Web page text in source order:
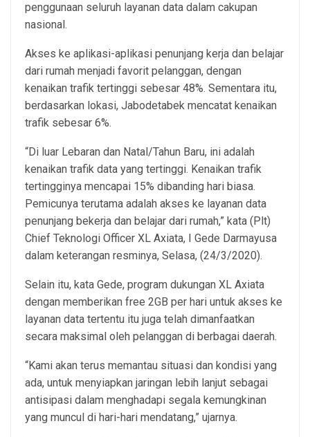
penggunaan seluruh layanan data dalam cakupan
nasional.
Akses ke aplikasi-aplikasi penunjang kerja dan belajar
dari rumah menjadi favorit pelanggan, dengan
kenaikan trafik tertinggi sebesar 48%. Sementara itu,
berdasarkan lokasi, Jabodetabek mencatat kenaikan
trafik sebesar 6%.
“Di luar Lebaran dan Natal/Tahun Baru, ini adalah
kenaikan trafik data yang tertinggi. Kenaikan trafik
tertingginya mencapai 15% dibanding hari biasa.
Pemicunya terutama adalah akses ke layanan data
penunjang bekerja dan belajar dari rumah,” kata (Plt)
Chief Teknologi Officer XL Axiata, I Gede Darmayusa
dalam keterangan resminya, Selasa, (24/3/2020).
Selain itu, kata Gede, program dukungan XL Axiata
dengan memberikan free 2GB per hari untuk akses ke
layanan data tertentu itu juga telah dimanfaatkan
secara maksimal oleh pelanggan di berbagai daerah.
“Kami akan terus memantau situasi dan kondisi yang
ada, untuk menyiapkan jaringan lebih lanjut sebagai
antisipasi dalam menghadapi segala kemungkinan
yang muncul di hari-hari mendatang,” ujarnya.